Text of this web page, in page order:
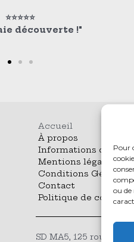
Pour
ou
⭐⭐⭐⭐⭐
qui sort du lot”
Accueil
À propos
Informations de
Mentions légales
Conditions
Contact
Politique de cookies
SD MA5, 125 route de